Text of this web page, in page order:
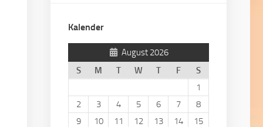
Kalender
August 2026
S
M T W T F
S
1
2
3 4 5 6 7
8
9
10 11 12 13 14
15